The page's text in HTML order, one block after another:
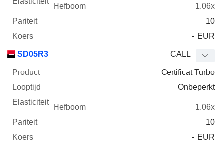
1.06x
10
- EUR
SD05R3 CALL
Certificat Turbo
Onbeperkt
1.06x
10
- EUR